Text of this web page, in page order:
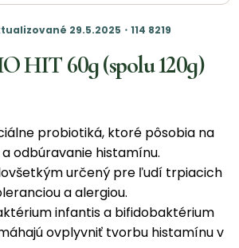
29.5.2025・114 8219
HIT 60g (spolu 120g)
probiotiká, ktoré pôsobia na
odbúravanie histamínu.
určený pre ľudí trpiacich
a alergiou.
infantis a bifidobaktérium
ovplyvniť tvorbu histamínu v